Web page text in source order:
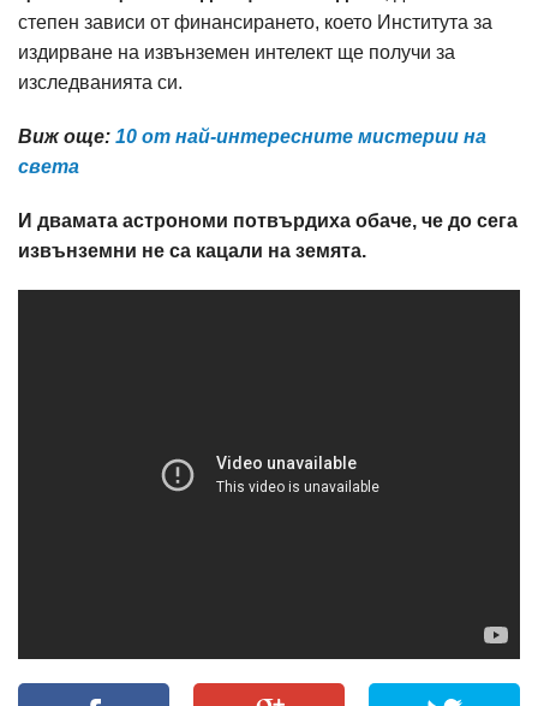
степен зависи от финансирането, което Института за
издирване на извънземен интелект ще получи за
изследванията си.
Виж още: 10 от най-интересните мистерии на
света
И двамата астрономи потвърдиха обаче, че до сега
извънземни не са кацали на земята.